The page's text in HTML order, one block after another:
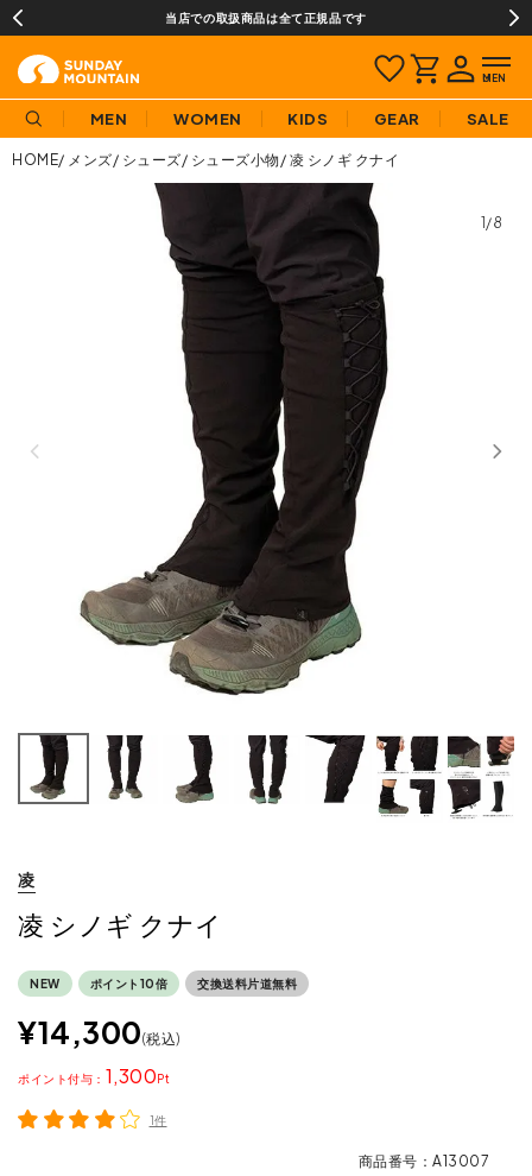
当店での取扱商品は全て正規品です
MEN WOMEN KIDS GEAR SALE
HOME メンズ シューズ シューズ小物 凌 シノギ クナイ
1/8
凌
凌 シノギ クナイ
NEW ポイント10倍 交換送料片道無料
¥14,300 税込
1,300
ポイント
1件
商品番号 A13007